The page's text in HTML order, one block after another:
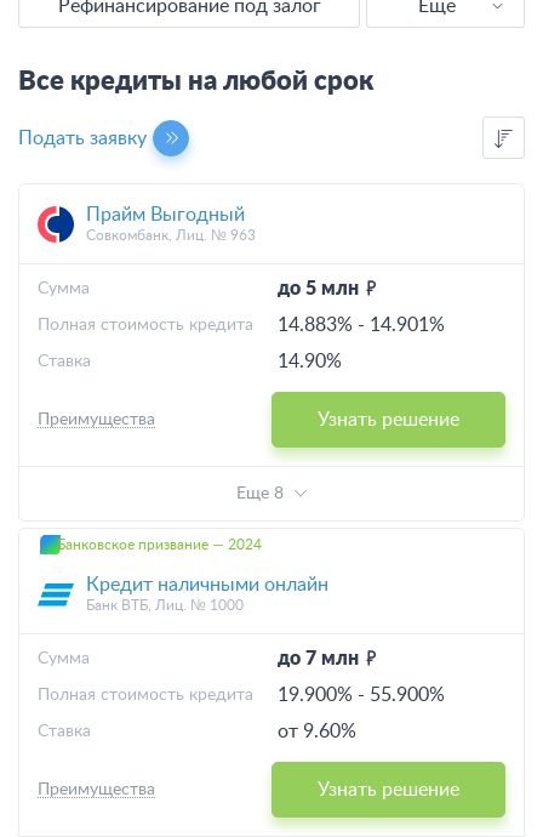
Рефинансирование под залог
Еще
Наличными
Без справок
С плохой КИ
Все кредиты на любой срок
Подать заявку
Прайм Выгодный
Совкомбанк, Лиц. № 963
до 5 млн
Cумма
14.883% - 14.901%
Полная стоимость кредита
14.90%
Ставка
Узнать решение
Преимущества
Еще 8
Банковское призвание — 2024
Кредит наличными онлайн
Банк ВТБ, Лиц. № 1000
до 7 млн
Cумма
19.900% - 55.900%
Полная стоимость кредита
от 9.60%
Ставка
Узнать решение
Преимущества